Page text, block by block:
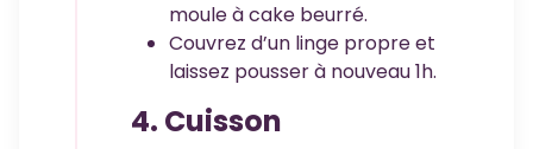
moule à cake beurré.
Couvrez d’un linge propre et
laissez pousser à nouveau 1h.
4. Cuisson